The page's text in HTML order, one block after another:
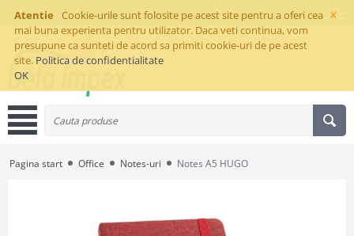
×
Atentie
Cookie-urile sunt folosite pe acest site pentru a oferi cea
mai buna experienta pentru utilizator. Daca veti continua, vom
presupune ca sunteti de acord sa primiti cookie-uri de pe acest
site. Politica de confidentialitate
OK
Pagina start Office Notes-uri Notes A5 HUGO